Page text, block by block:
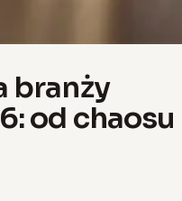
branży
od chaosu